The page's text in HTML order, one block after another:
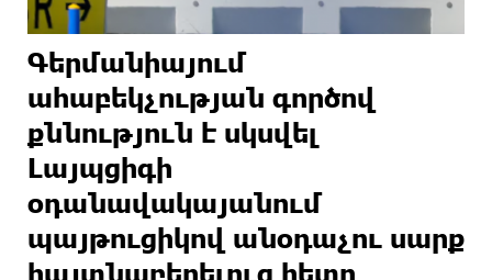
Գերմանիայում
ահաբեկչության գործով
քննություն է սկսվել
Լայպցիգի
օդանավակայանում
պայթուցիկով անօդաչու սարք
հայտնաբերելուց հետո